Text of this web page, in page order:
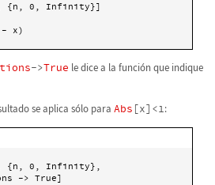
{n, 0, Infinity}]
- x)
->True le dice a la función que indique
se aplica sólo para Abs [x]<1:
{n, 0, Infinity},
-> True]